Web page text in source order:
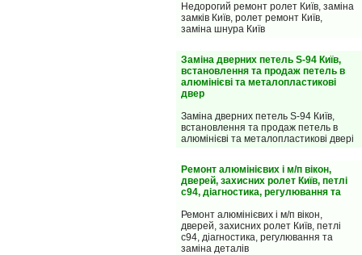
Недорогий ремонт ролет Київ, заміна
замків Київ, ролет ремонт Київ,
заміна шнура Київ
Заміна дверних петель S-94 Київ,
встановлення та продаж петель в
алюмінієві та металопластикові
двер
Заміна дверних петель S-94 Київ,
встановлення та продаж петель в
алюмінієві та металопластикові двері
Ремонт алюмінієвих і м/п вікон,
дверей, захисних ролет Київ, петлі
с94, діагностика, регулювання та
Ремонт алюмінієвих і м/п вікон,
дверей, захисних ролет Київ, петлі
с94, діагностика, регулювання та
заміна деталів